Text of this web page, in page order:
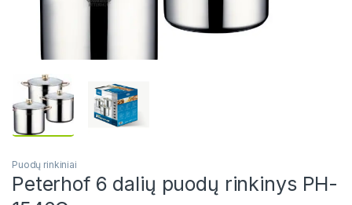
Puodų rinkiniai
Peterhof 6 dalių puodų rinkinys PH-